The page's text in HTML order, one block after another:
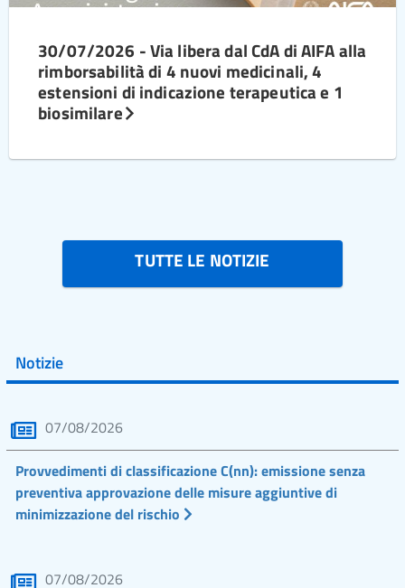
30/07/2026 - Via libera dal CdA di AIFA alla
rimborsabilità di 4 nuovi medicinali, 4
estensioni di indicazione terapeutica e 1
biosimilare
TUTTE LE NOTIZIE
Notizie
07/08/2026
Provvedimenti di classificazione C(nn): emissione senza
preventiva approvazione delle misure aggiuntive di
minimizzazione del rischio
07/08/2026